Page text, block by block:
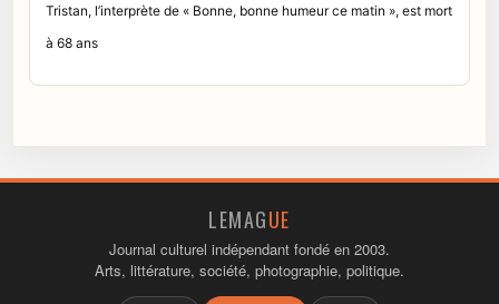
Tristan, l’interprète de « Bonne, bonne humeur ce matin », est mort
à 68 ans
LEMAGUE
Journal culturel indépendant fondé en 2003.
Arts, littérature, société, photographie, politique.